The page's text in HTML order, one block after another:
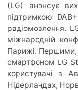
(LG) анонсує
підтримкою
радіомовлення.
міжнародній
Парижі. Першими,
смартфоном LG
користувачі в
Нідерландах,